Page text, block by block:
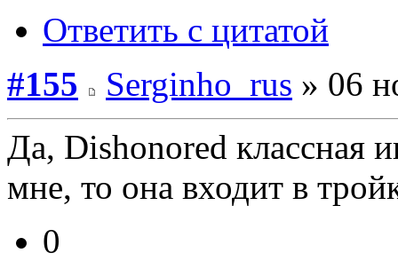
Ответить с цитатой
#155
Serginho_rus » 06
Да, Dishonored классная
мне, то она входит в
0